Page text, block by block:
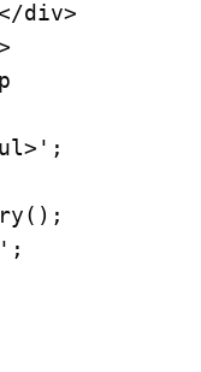
div>
;
();
;